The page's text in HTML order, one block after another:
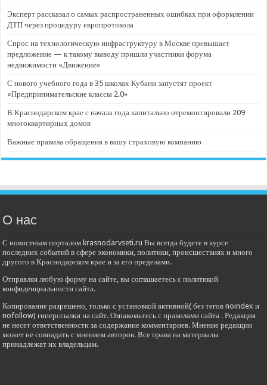
Эксперт рассказал о самых распространенных ошибках при оформлении
ДТП через процедуру европротокола
Спрос на технологическую инфраструктуру в Москве превышает
предложение — к такому выводу пришли участники форума
недвижимости «Движение»
С нового учебного года в 35 школах Кубани запустят проект
«Предпринимательские классы 2.0»
В Краснодарском крае с начала года капитально отремонтировали 209
многоквартирных домов
Важные правила обращения в вашу страховую компанию
О нас
С новостным порталом krasnodarvseti.ru Вы всегда будете в курсе
последних событий в сфере экономики, политики, происшествиях и много
другого в Краснодарском крае и за его пределами.
Отправляя любую форму на сайте, вы соглашаетесь с политикой
конфиденциальности сайта.
Копирование разрешено, только с установкой активной( без тегов noindex и
nofollow) гиперссылки на сайт. Ознакомьтесь с правилами сайта . Редакция
не несет ответственности за содержание комментариев. Мнение редакции
может не совпадать с мнением авторов. Все права на материалы
принадлежат их владельцам.